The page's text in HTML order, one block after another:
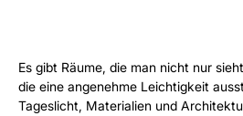
Es gibt Räume, die man nicht nur
die eine angenehme Leichtigkeit
Tageslicht, Materialien und